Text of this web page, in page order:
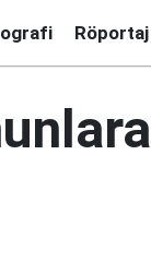
Röportaj